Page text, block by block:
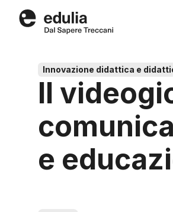
Edulia
Innovazione didattica e
Il
e